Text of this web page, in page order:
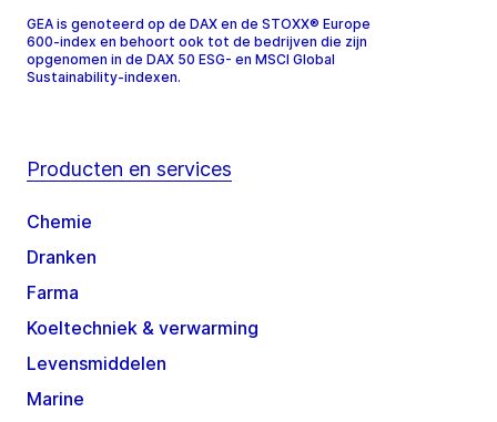
GEA is genoteerd op de DAX en de STOXX® Europe
600-index en behoort ook tot de bedrijven die zijn
opgenomen in de DAX 50 ESG- en MSCI Global
Sustainability-indexen.
Producten en services
Chemie
Dranken
Farma
Koeltechniek & verwarming
Levensmiddelen
Marine